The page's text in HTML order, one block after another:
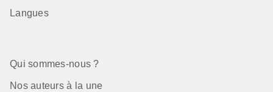
Langues
Qui sommes-nous ?
Nos auteurs à la une